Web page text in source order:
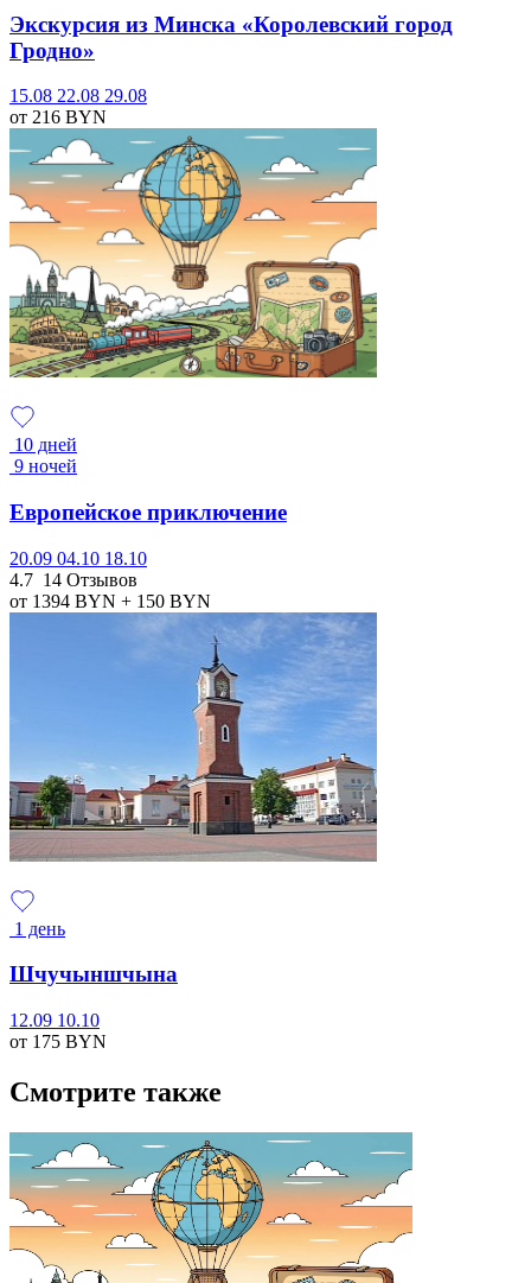
Экскурсия из Минска «Королевский город
Гродно»
15.08 22.08 29.08
от 216 BYN
10 дней
9 ночей
Европейское приключение
20.09 04.10 18.10
4.7 14 Отзывов
от 1394 BYN + 150 BYN
1 день
Шчучыншчына
12.09 10.10
от 175 BYN
Смотрите также